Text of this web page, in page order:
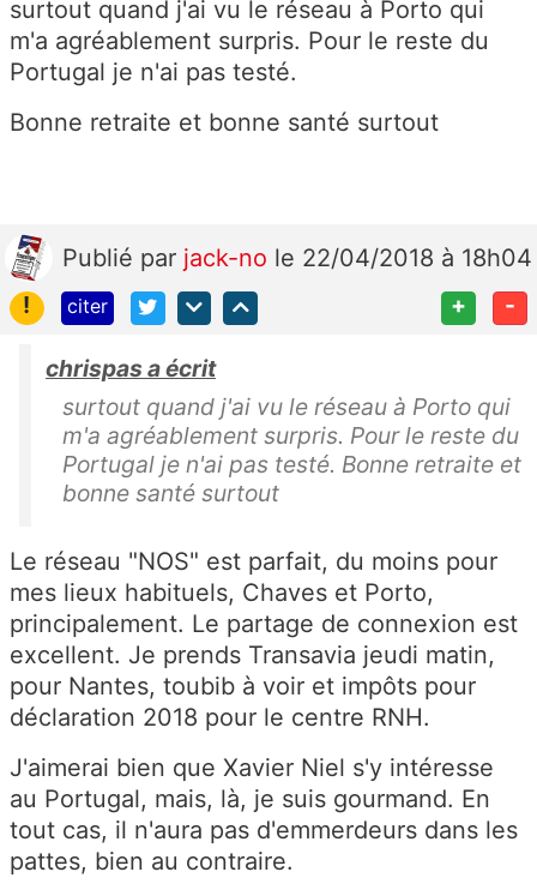
surtout quand j'ai vu le réseau à Porto qui
m'a agréablement surpris. Pour le reste du
Portugal je n'ai pas testé.
Bonne retraite et bonne santé surtout
Publié par jack-no le 22/04/2018 à 18h04
!
citer + -
chrispas a écrit
surtout quand j'ai vu le réseau à Porto qui
m'a agréablement surpris. Pour le reste du
Portugal je n'ai pas testé. Bonne retraite et
bonne santé surtout
Le réseau "NOS" est parfait, du moins pour
mes lieux habituels, Chaves et Porto,
principalement. Le partage de connexion est
excellent. Je prends Transavia jeudi matin,
pour Nantes, toubib à voir et impôts pour
déclaration 2018 pour le centre RNH.
J'aimerai bien que Xavier Niel s'y intéresse
au Portugal, mais, là, je suis gourmand. En
tout cas, il n'aura pas d'emmerdeurs dans les
pattes, bien au contraire.